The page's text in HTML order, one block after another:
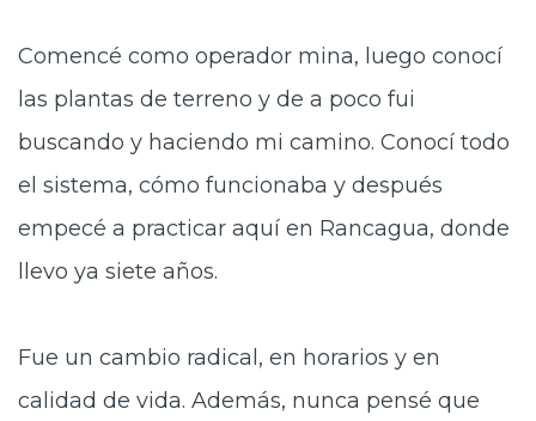
Comencé como operador mina, luego conocí
las plantas de terreno y de a poco fui
buscando y haciendo mi camino. Conocí todo
el sistema, cómo funcionaba y después
empecé a practicar aquí en Rancagua, donde
llevo ya siete años.
Fue un cambio radical, en horarios y en
calidad de vida. Además, nunca pensé que